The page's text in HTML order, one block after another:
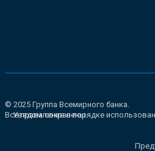
© 2025 Группа Всемирного банка.
Все права сохранены.
Уведомление о порядке